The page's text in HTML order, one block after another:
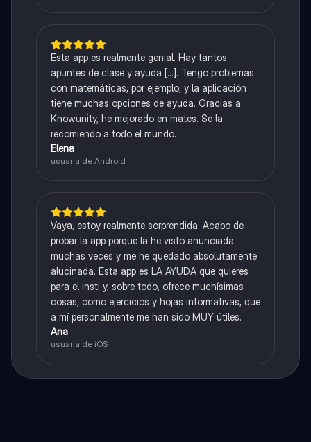
Esta app es realmente genial. Hay tantos
apuntes de clase y ayuda [...]. Tengo problemas
con matemáticas, por ejemplo, y la aplicación
tiene muchas opciones de ayuda. Gracias a
Knowunity, he mejorado en mates. Se la
recomiendo a todo el mundo.
Elena
usuaria de Android
Vaya, estoy realmente sorprendida. Acabo de
probar la app porque la he visto anunciada
muchas veces y me he quedado absolutamente
alucinada. Esta app es LA AYUDA que quieres
para el insti y, sobre todo, ofrece muchísimas
cosas, como ejercicios y hojas informativas, que
a mí personalmente me han sido MUY útiles.
Ana
usuaria de iOS